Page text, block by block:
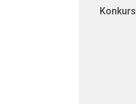
Konkurs